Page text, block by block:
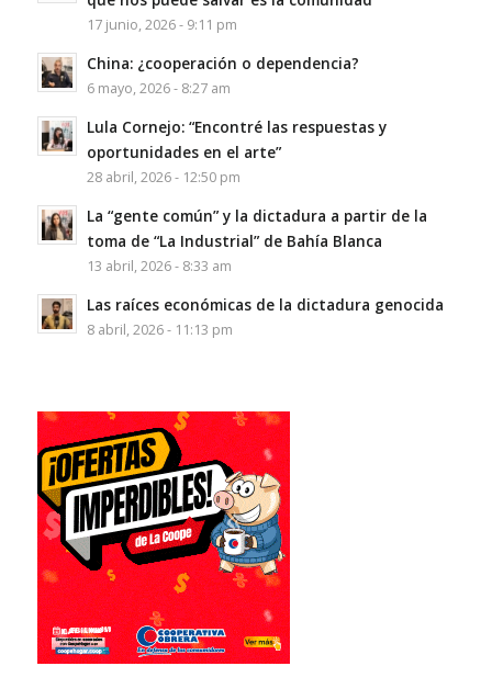
17 junio, 2026 - 9:11 pm
China: ¿cooperación o dependencia?
6 mayo, 2026 - 8:27 am
Lula Cornejo: “Encontré las respuestas y
oportunidades en el arte”
28 abril, 2026 - 12:50 pm
La “gente común” y la dictadura a partir de la
toma de “La Industrial” de Bahía Blanca
13 abril, 2026 - 8:33 am
Las raíces económicas de la dictadura genocida
8 abril, 2026 - 11:13 pm